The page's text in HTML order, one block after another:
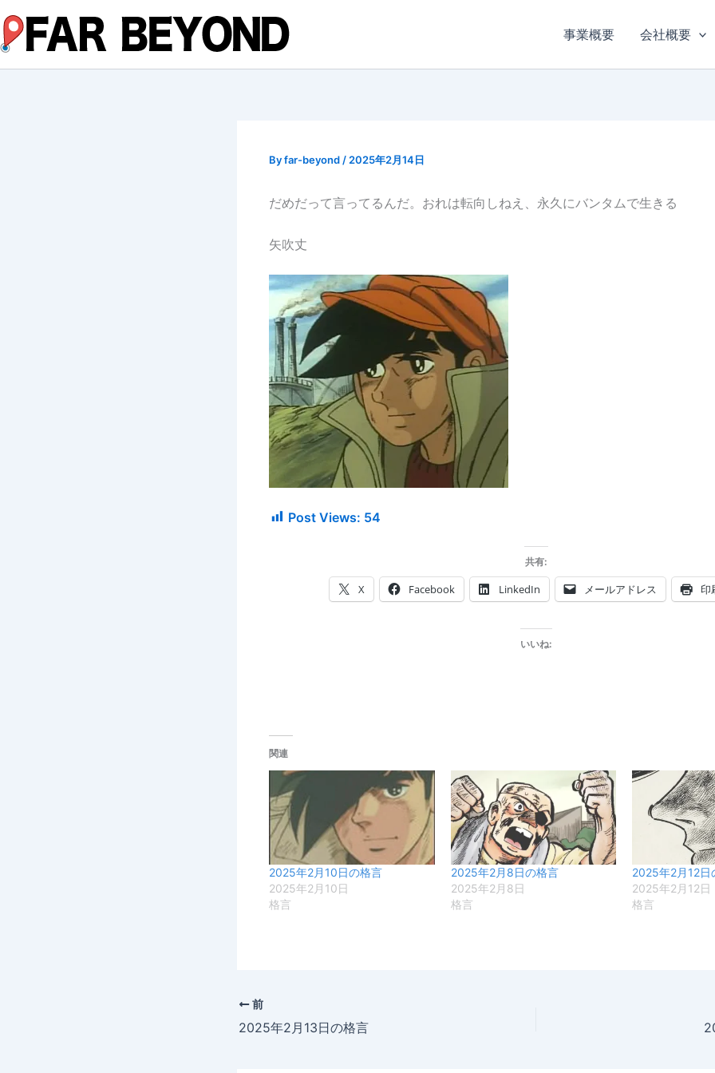
容
を
ス
事業概要 会社概要
Byfar-beyond / 2025年2月14日
だめだって言ってるんだ。おれは転向しねえ、永久にバンタムで生きる
矢吹丈
Post Views: 54
共有:
X Facebook LinkedIn メールアドレス 印
いいね:
関連
2025年2月10日の格言
2025年2月10日
格言
2025年2月8日の格言
2025年2月8日
格言
2025年2月12日
2025年2月12日
格言
前
2025年2月13日の格言